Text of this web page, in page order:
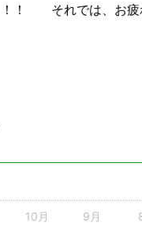
！！ それでは、お疲
10月 9月